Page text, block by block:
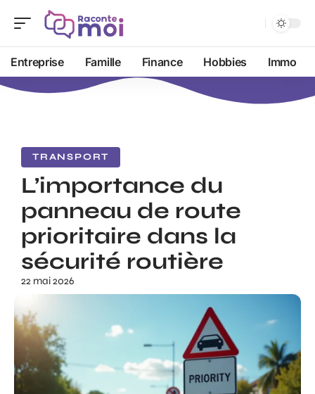
Entreprise Famille Finance Hobbies Immo
TRANSPORT
L’importance du
panneau de route
prioritaire dans la
sécurité routière
22 mai 2026